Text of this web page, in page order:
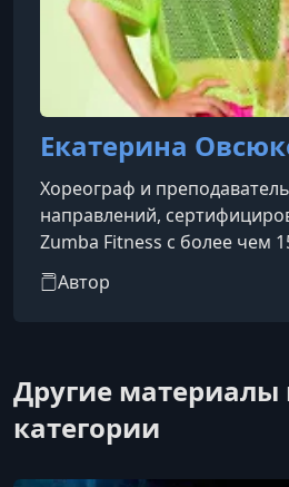
Екатерина
Хореограф и
направлений,
Zumba Fitness с более чем
За годы профессиональной
обучалась и работала в
Автор
Другие материалы
категории